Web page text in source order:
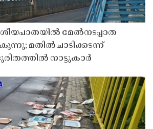
മേൽനടപ്പാത
മതിൽ ചാടിക്കടന്ന്
നാട്ടുകാർ